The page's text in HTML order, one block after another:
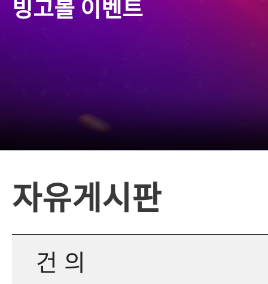
빙고볼 이벤트
자유게시판
건 의